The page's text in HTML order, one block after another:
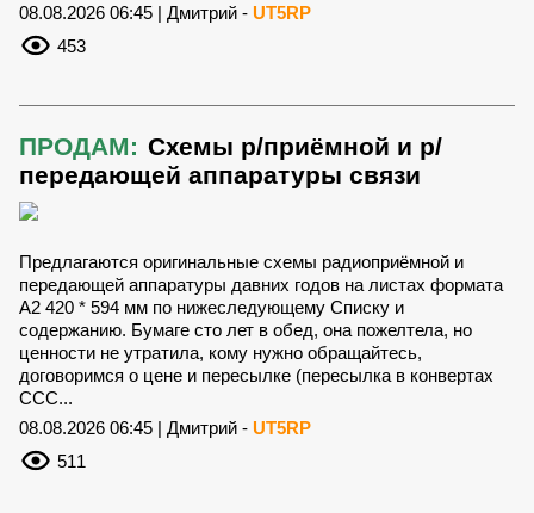
08.08.2026 06:45 | Дмитрий - UT5RP
453
ПРОДАМ: Схемы р/приёмной и р/
передающей аппаратуры связи
Предлагаются оригинальные схемы радиоприёмной и
передающей аппаратуры давних годов на листах формата
А2 420 * 594 мм по нижеследующему Списку и
содержанию. Бумаге сто лет в обед, она пожелтела, но
ценности не утратила, кому нужно обращайтесь,
договоримся о цене и пересылке (пересылка в конвертах
ССС...
08.08.2026 06:45 | Дмитрий - UT5RP
511